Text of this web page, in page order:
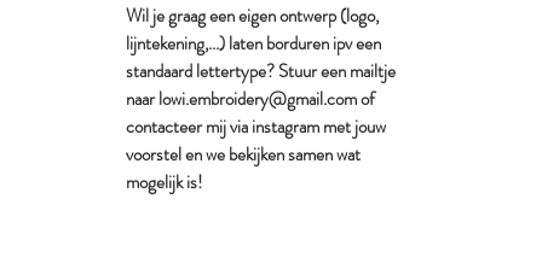
Wil je graag een eigen ontwerp (logo,
lijntekening,...) laten borduren ipv een
standaard lettertype? Stuur een mailtje
naar lowi.embroidery@gmail.com of
contacteer mij via instagram met jouw
voorstel en we bekijken samen wat
mogelijk is!